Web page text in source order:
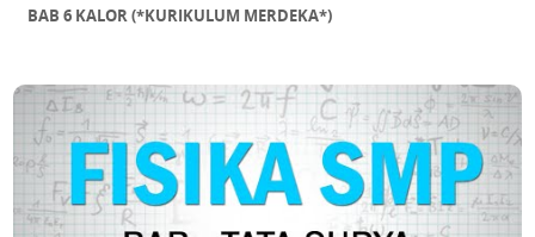
BAB 6 KALOR (*KURIKULUM MERDEKA*)